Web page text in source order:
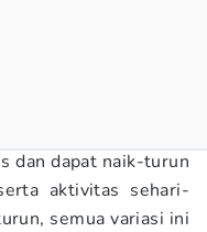
dan dapat naik-turun
aktivitas sehari-
semua variasi ini